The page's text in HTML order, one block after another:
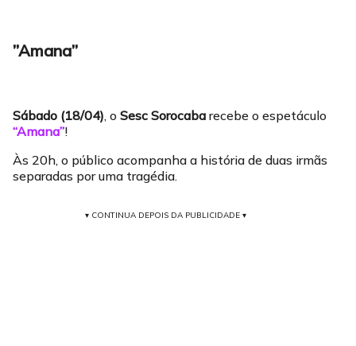
”Amana”
Sábado (18/04), o Sesc Sorocaba recebe o espetáculo
“Amana”!
Às 20h, o público acompanha a história de duas irmãs
separadas por uma tragédia.
▾ CONTINUA DEPOIS DA PUBLICIDADE ▾